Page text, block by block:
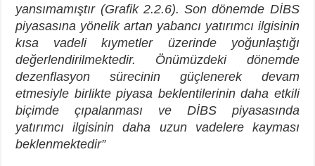
yansımamıştır (Grafik 2.2.6). Son dönemde DİBS
piyasasına yönelik artan yabancı yatırımcı ilgisinin
kısa vadeli kıymetler üzerinde yoğunlaştığı
değerlendirilmektedir. Önümüzdeki dönemde
dezenflasyon sürecinin güçlenerek devam
etmesiyle birlikte piyasa beklentilerinin daha etkili
biçimde çıpalanması ve DİBS piyasasında
yatırımcı ilgisinin daha uzun vadelere kayması
beklenmektedir”